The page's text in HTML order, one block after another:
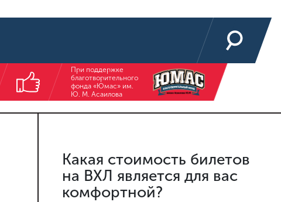
При поддержке
благотворительного
фонда «Юмас» им.
Ю. М. Асаилова
Какая стоимость билетов
на ВХЛ является для вас
комфортной?